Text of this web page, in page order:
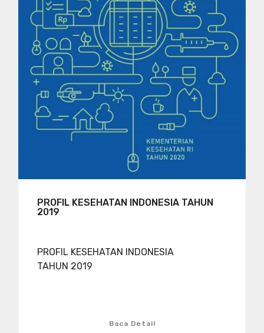
PROFIL KESEHATAN INDONESIA TAHUN
2019
PROFIL KESEHATAN INDONESIA
TAHUN 2019
Baca Detail